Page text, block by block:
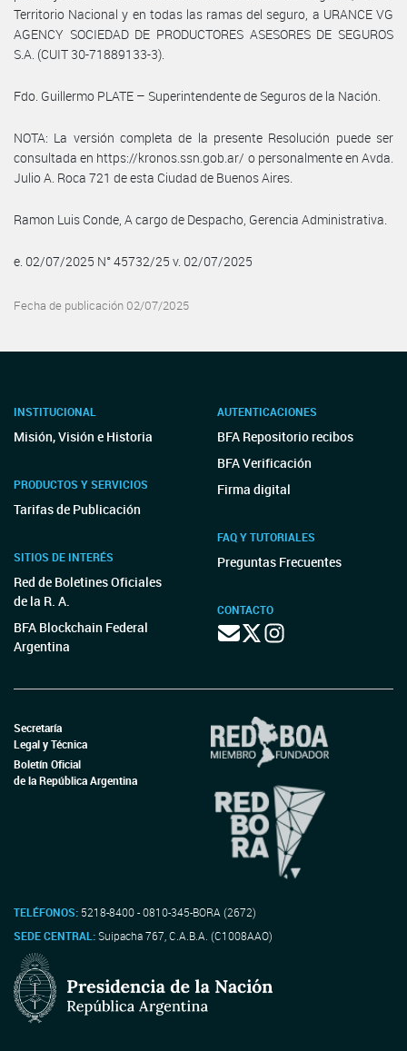
Territorio Nacional y en todas las ramas del seguro, a URANCE VG
AGENCY SOCIEDAD DE PRODUCTORES ASESORES DE SEGUROS
S.A. (CUIT 30-71889133-3).
Fdo. Guillermo PLATE – Superintendente de Seguros de la Nación.
NOTA: La versión completa de la presente Resolución puede ser
consultada en https://kronos.ssn.gob.ar/ o personalmente en Avda.
Julio A. Roca 721 de esta Ciudad de Buenos Aires.
Ramon Luis Conde, A cargo de Despacho, Gerencia Administrativa.
e. 02/07/2025 N° 45732/25 v. 02/07/2025
Fecha de publicación 02/07/2025
INSTITUCIONAL
Misión, Visión e Historia
PRODUCTOS Y SERVICIOS
Tarifas de Publicación
SITIOS DE INTERÉS
Red de Boletines Oficiales
de la R. A.
BFA Blockchain Federal
Argentina
AUTENTICACIONES
BFA Repositorio recibos
BFA Verificación
Firma digital
FAQ Y TUTORIALES
Preguntas Frecuentes
CONTACTO
Secretaría
Legal y Técnica
Boletín Oficial
de la República Argentina
TELÉFONOS: 5218-8400 - 0810-345-BORA (2672)
SEDE CENTRAL:Suipacha 767, C.A.B.A. (C1008AAO)